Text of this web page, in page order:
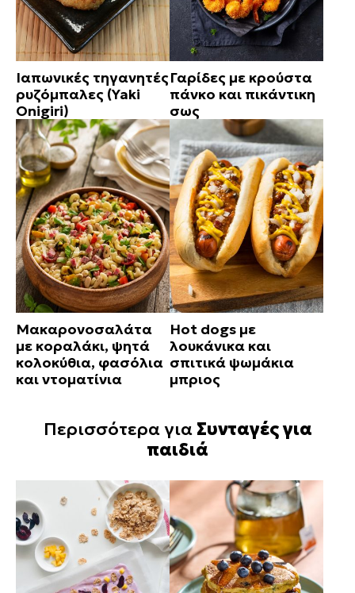
Ιαπωνικές τηγανητές
ρυζόμπαλες (Yaki
Onigiri)
Γαρίδες με κρούστα
πάνκο και πικάντικη
σως
Μακαρονοσαλάτα
με κοραλάκι, ψητά
κολοκύθια, φασόλια
και ντοματίνια
Hot dogs με
λουκάνικα και
σπιτικά ψωμάκια
μπριος
Περισσότερα για Συνταγές για
παιδιά